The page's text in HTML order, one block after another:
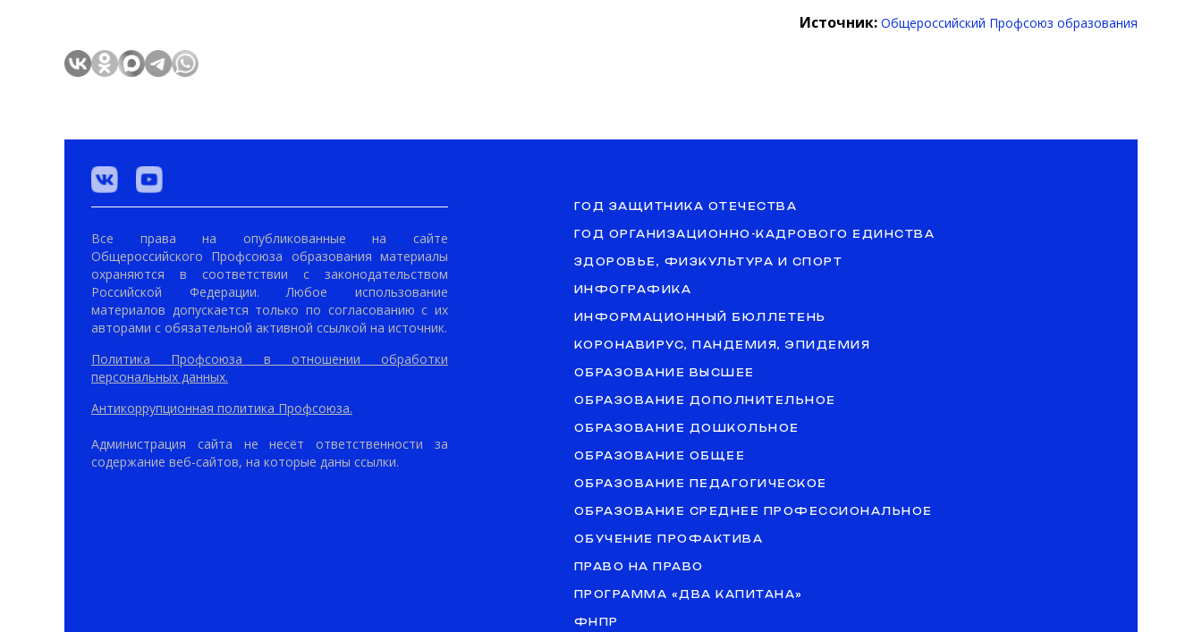
Источник: Общероссийский Профсоюз образования
Все права на опубликованные на сайте
Общероссийского Профсоюза образования материалы
охраняются в соответствии с законодательством
Российской Федерации. Любое использование
материалов допускается только по согласованию с их
авторами с обязательной активной ссылкой на источник.
Политика Профсоюза в отношении обработки
персональных данных.
Антикоррупционная политика Профсоюза.
Администрация сайта не несёт ответственности за
содержание веб-сайтов, на которые даны ссылки.
ГОД ЗАЩИТНИКА ОТЕЧЕСТВА
ГОД ОРГАНИЗАЦИОННО-КАДРОВОГО ЕДИНСТВА
ЗДОРОВЬЕ, ФИЗКУЛЬТУРА И СПОРТ
ИНФОГРАФИКА
ИНФОРМАЦИОННЫЙ БЮЛЛЕТЕНЬ
КОРОНАВИРУС, ПАНДЕМИЯ, ЭПИДЕМИЯ
ОБРАЗОВАНИЕ ВЫСШЕЕ
ОБРАЗОВАНИЕ ДОПОЛНИТЕЛЬНОЕ
ОБРАЗОВАНИЕ ДОШКОЛЬНОЕ
ОБРАЗОВАНИЕ ОБЩЕЕ
ОБРАЗОВАНИЕ ПЕДАГОГИЧЕСКОЕ
ОБРАЗОВАНИЕ СРЕДНЕЕ ПРОФЕССИОНАЛЬНОЕ
ОБУЧЕНИЕ ПРОФАКТИВА
ПРАВО НА ПРАВО
ПРОГРАММА «ДВА КАПИТАНА»
ФНПР